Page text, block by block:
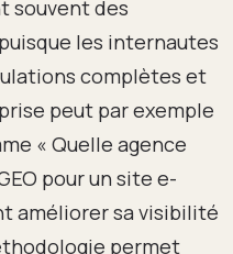
souvent des
les internautes
complètes et
peut par exemple
« Quelle agence
pour un site e-
améliorer sa visibilité
permet